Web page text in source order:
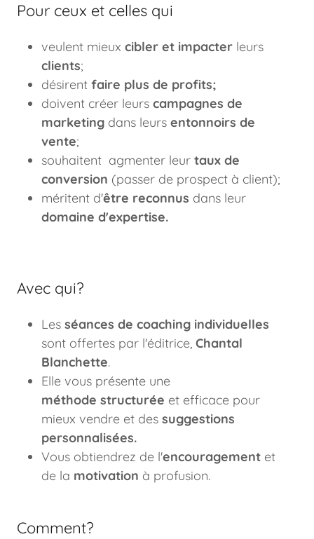
Pour ceux et celles qui
veulent mieuxcibler et impacter leurs
clients;
désirentfaire plus de profits;
doivent créer leurscampagnes de
marketing dans leursentonnoirs de
vente;
souhaitent agmenter leurtaux de
conversion (passer de prospect à client);
méritent d'être reconnus dans leur
domaine d'expertise.
Avec qui?
Lesséances de coaching individuelles
sont offertes par l'éditrice, Chantal
Blanchette.
Elle vous présente une
méthode structurée et efficace pour
mieux vendre et dessuggestions
personnalisées.
Vous obtiendrez de l'encouragement et
de la motivation à profusion.
Comment?